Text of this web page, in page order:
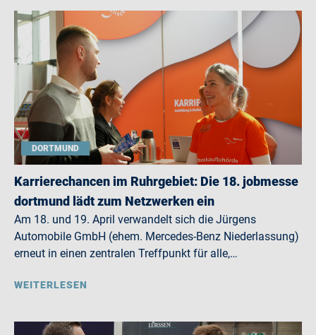
DORTMUND
Karrierechancen im Ruhrgebiet: Die 18. jobmesse
dortmund lädt zum Netzwerken ein
Am 18. und 19. April verwandelt sich die Jürgens
Automobile GmbH (ehem. Mercedes-Benz Niederlassung)
erneut in einen zentralen Treffpunkt für alle,…
WEITERLESEN